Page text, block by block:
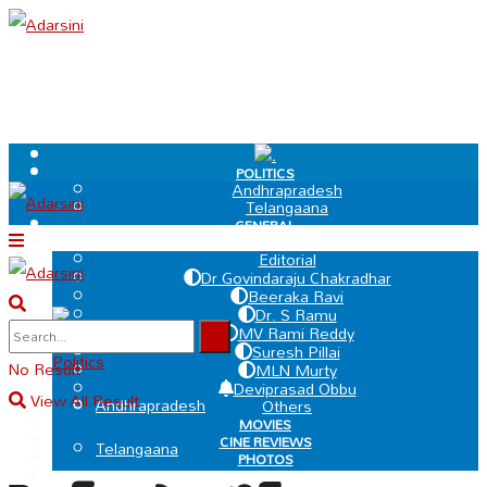
.
POLITICS
Andhrapradesh
Telangaana
GENERAL
Editorial
Dr Govindaraju Chakradhar
Beeraka Ravi
Dr. S Ramu
MV Rami Reddy
Suresh Pillai
MLN Murty
Deviprasad Obbu
Others
MOVIES
CINE REVIEWS
PHOTOS
VIDEOS
.
Politics
Andhrapradesh
Telangaana
No Result
View All Result